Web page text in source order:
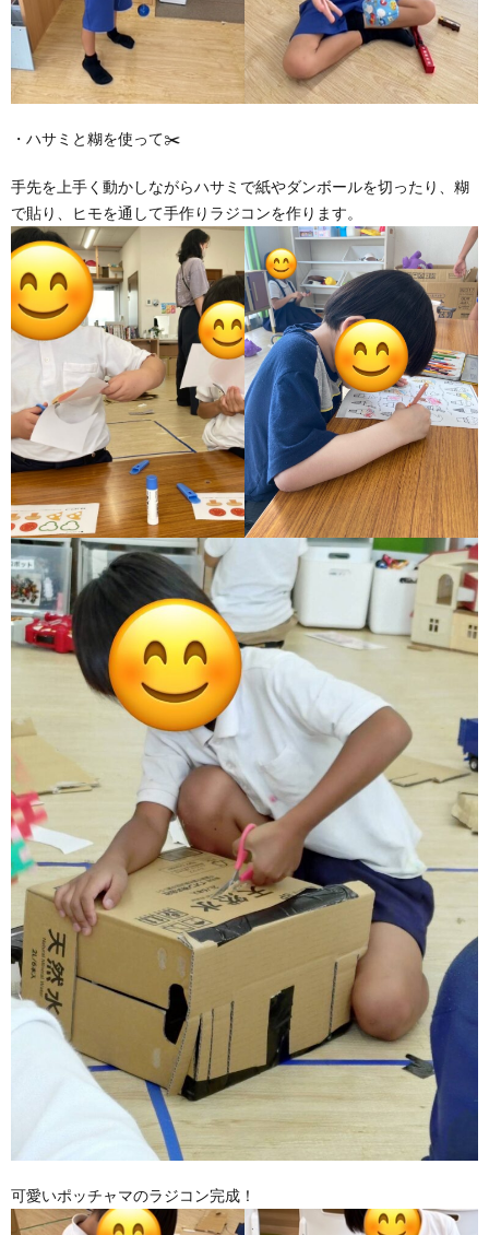
・ハサミと糊を使って✂️
手先を上手く動かしながらハサミで紙やダンボールを切ったり、糊
で貼り、ヒモを通して手作りラジコンを作ります。
可愛いポッチャマのラジコン完成！